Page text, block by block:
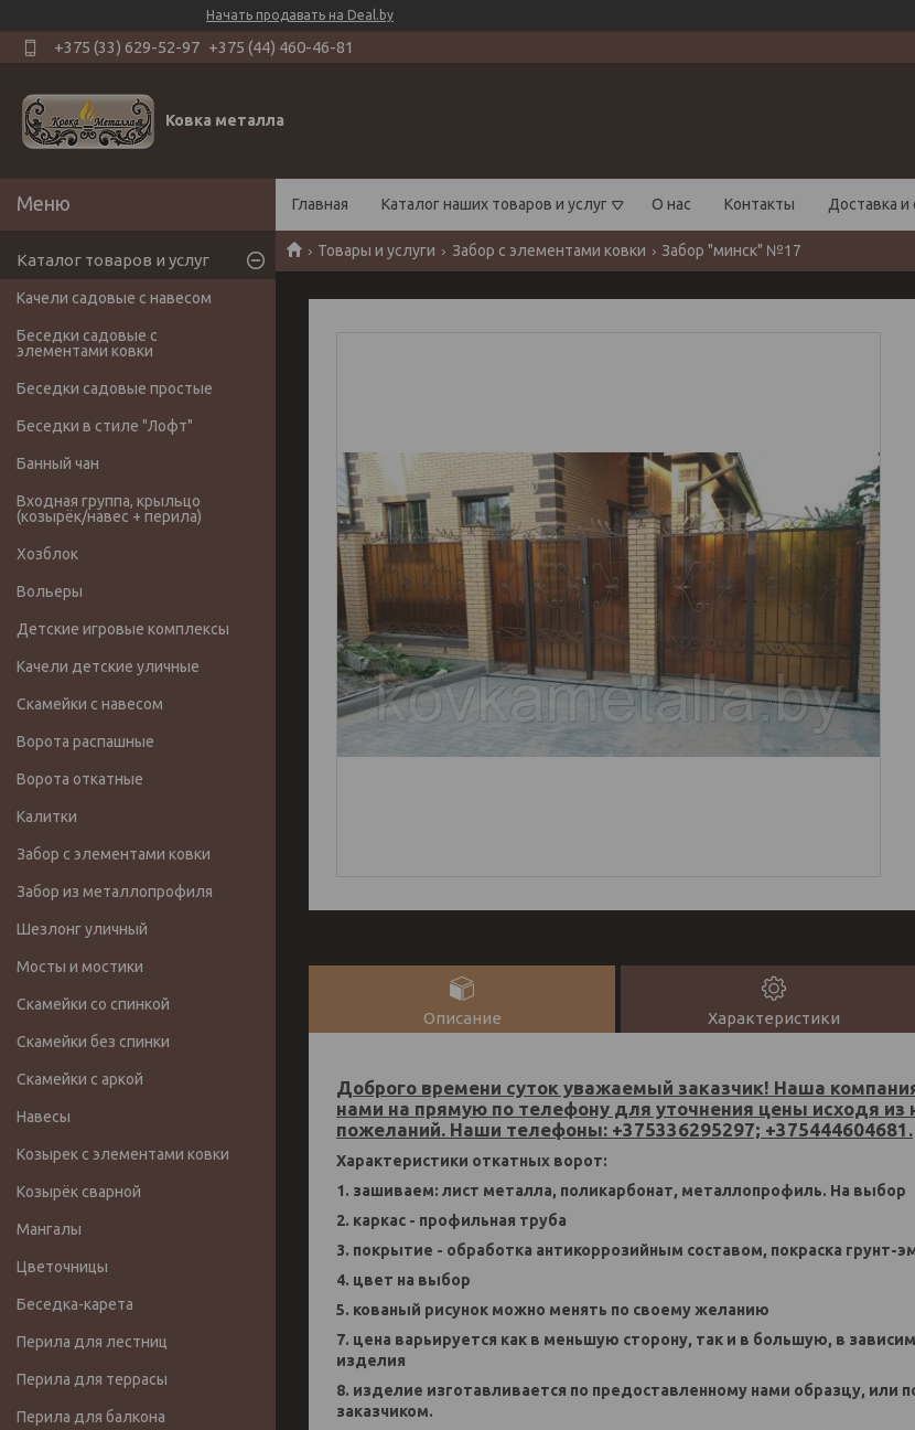
Начать продавать на Deal.by
+375 (33) 629-52-97 +375 (44) 460-46-81
Ковка металла
Главная Каталог наших товаров и услуг О нас Контакты Доставка и
Товары и услуги Забор с элементами ковки Забор "минск" №17
Описание Характеристики
Доброго времени суток уважаемый заказчик! Наша
нами на прямую по телефону для уточнения цены исходя
пожеланий. Наши телефоны: +375336295297; +375444604681.
Характеристики откатных ворот:
1. зашиваем: лист металла, поликарбонат, металлопрофиль. На выбор
2. каркас - профильная труба
3. покрытие - обработка антикоррозийным составом, покраска грунт-
4. цвет на выбор
5. кованый рисунок можно менять по своему желанию
7. цена варьируется как в меньшую сторону, так и в большую, в
изделия
8. изделие изготавливается по предоставленному нами образцу, или
заказчиком.
Каталог товаров и услуг
Качели садовые с навесом
Беседки садовые с
элементами ковки
Беседки садовые простые
Беседки в стиле "Лофт"
Банный чан
Входная группа, крыльцо
(козырёк/навес + перила)
Хозблок
Вольеры
Детские игровые комплексы
Качели детские уличные
Скамейки с навесом
Ворота распашные
Ворота откатные
Калитки
Забор с элементами ковки
Забор из металлопрофиля
Шезлонг уличный
Мосты и мостики
Скамейки со спинкой
Скамейки без спинки
Скамейки с аркой
Навесы
Козырек с элементами ковки
Козырёк сварной
Мангалы
Цветочницы
Беседка-карета
Перила для лестниц
Перила для террасы
Перила для балкона